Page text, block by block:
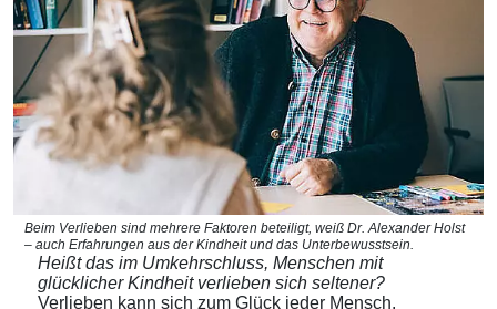
Beim Verlieben sind mehrere Faktoren beteiligt, weiß Dr. Alexander Holst
– auch Erfahrungen aus der Kindheit und das Unterbewusstsein.
Heißt das im Umkehrschluss, Menschen mit
glücklicher Kindheit verlieben sich seltener?
Verlieben kann sich zum Glück jeder Mensch.